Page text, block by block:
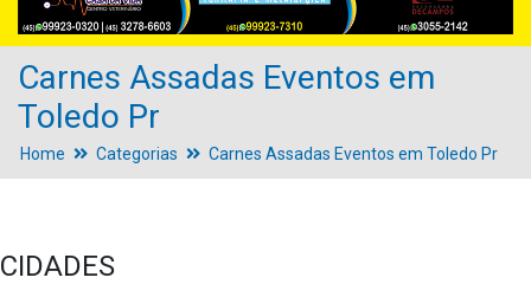
Carnes Assadas Eventos em
Toledo Pr
Home Categorias Carnes Assadas Eventos em Toledo Pr
CIDADES